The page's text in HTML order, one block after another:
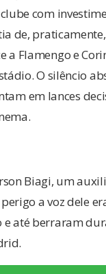
com
de,
a Flamengo e
O silêncio
em lances
Biagi, um
a voz dele
até berraram